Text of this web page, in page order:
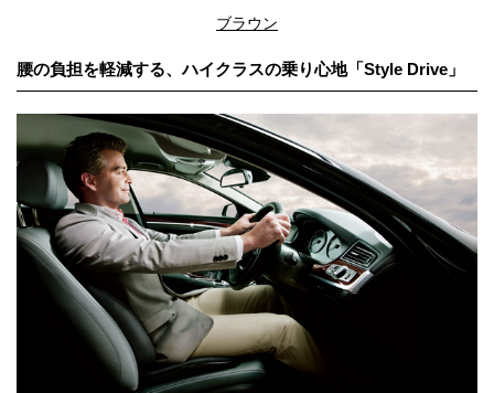
ブラウン
腰の負担を軽減する、ハイクラスの乗り心地「Style Drive」